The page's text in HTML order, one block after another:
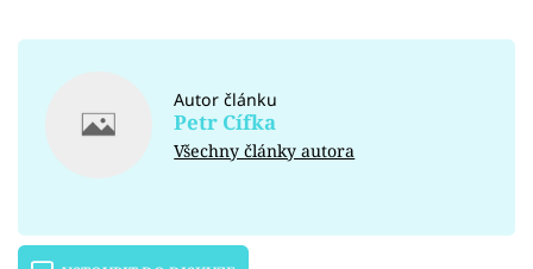
Autor článku
Petr Cífka
Všechny články autora